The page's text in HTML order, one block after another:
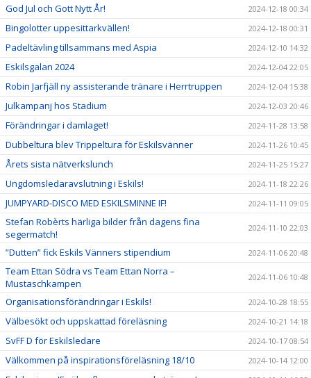
God Jul och Gott Nytt År! 2024-12-18 00:34
Bingolotter uppesittarkvällen! 2024-12-18 00:31
Padeltävling tillsammans med Aspia 2024-12-10 14:32
Eskilsgalan 2024 2024-12-04 22:05
Robin Jarfjäll ny assisterande tränare i Herrtruppen 2024-12-04 15:38
Julkampanj hos Stadium 2024-12-03 20:46
Förändringar i damlaget! 2024-11-28 13:58
Dubbeltura blev Trippeltura för Eskilsvänner 2024-11-26 10:45
Årets sista nätverkslunch 2024-11-25 15:27
Ungdomsledaravslutning i Eskils! 2024-11-18 22:26
JUMPYARD-DISCO MED ESKILSMINNE IF! 2024-11-11 09:05
Stefan Robèrts härliga bilder från dagens fina
segermatch!
2024-11-10 22:03
”Dutten” fick Eskils Vänners stipendium 2024-11-06 20:48
Team Ettan Södra vs Team Ettan Norra –
Mustaschkampen
2024-11-06 10:48
Organisationsförändringar i Eskils! 2024-10-28 18:55
Välbesökt och uppskattad föreläsning 2024-10-21 14:18
SvFF D för Eskilsledare 2024-10-17 08:54
Välkommen på inspirationsföreläsning 18/10 2024-10-14 12:00